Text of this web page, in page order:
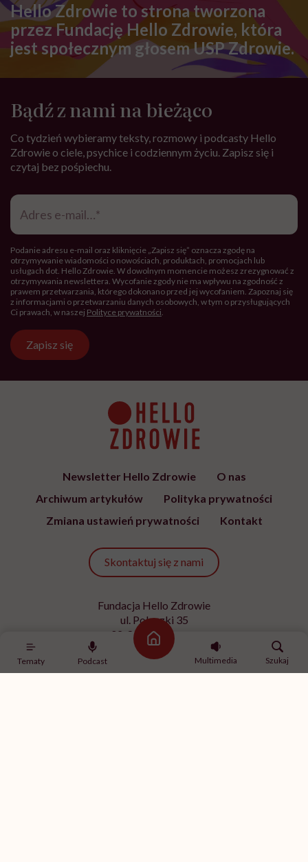
Tematy Podcast
Strona główna
Multimedia
Szukaj
Hello Zdrowie to strona tworzona
przez Fundację Hello Zdrowie, która
jest społecznym głosem USP Zdrowie.
Bądź z nami na bieżąco
Co tydzień wybieramy teksty, rozmowy i podcasty Hello
Zdrowie o ciele, psychice i codziennym życiu. Zapisz się i
czytaj bez pośpiechu.
Adres
mail*
Podanie adresu e-mail oraz kliknięcie „Zapisz się” oznacza zgodę na
otrzymywanie wiadomości o nowościach, produktach, promocjach lub
usługach dot. Hello Zdrowie. W dowolnym momencie możesz zrezygnować z
otrzymywania newslettera. Wycofanie zgody nie ma wpływu na zgodność z
prawem przetwarzania, którego dokonano przed jej wycofaniem. Zapoznaj się
z informacjami o przetwarzaniu danych osobowych, w tym o przysługujących
Ci prawach, w naszej Polityce prywatności.
Zapisz się
Newsletter Hello Zdrowie
O nas
Archiwum artykułów
Polityka prywatności
Zmiana ustawień prywatności
Kontakt
Skontaktuj się z nami
Fundacja Hello Zdrowie
ul. Poleczki 35
02-822 Warszawa
NIP 9512613236
Kontakt z redakcją